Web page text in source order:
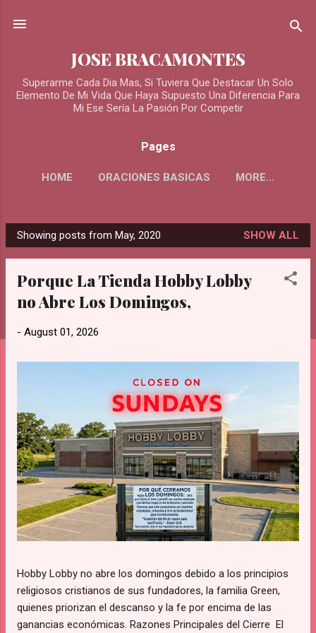
JOSE BRACAMONTES
Superarme Cada Dia Mas, Si Tuviera Que Destacar Un Solo
Elemento De Mi Vida Que Haya Supuesto Una Diferencia Para
Mi Ese Sería La Pasión Por Competir
Pages
HOME ORACIONES BASICAS MORE…
P
o
Showing posts from May, 2020 SHOW ALL
Porque La Tienda Hobby Lobby
no Abre Los Domingos,
- August 01, 2026
Hobby Lobby no abre los domingos debido a los principios
religiosos cristianos de sus fundadores, la familia Green,
quienes priorizan el descanso y la fe por encima de las
ganancias económicas. Razones Principales del Cierre El